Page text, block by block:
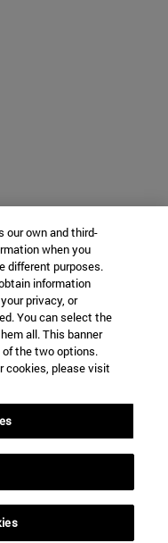
our own and third-
when you
different purposes.
information
privacy, or
You can select the
all. This banner
the two options.
cookies, please visit